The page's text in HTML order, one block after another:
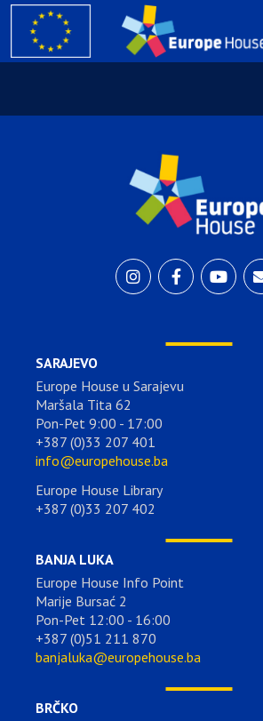
SARAJEVO
Europe House u Sarajevu
Maršala Tita 62
Pon-Pet 9:00 - 17:00
+387 (0)33 207 401
info@europehouse.ba
Europe House Library
+387 (0)33 207 402
BANJA LUKA
Europe House Info Point
Marije Bursać 2
Pon-Pet 12:00 - 16:00
+387 (0)51 211 870
banjaluka@europehouse.ba
BRČKO